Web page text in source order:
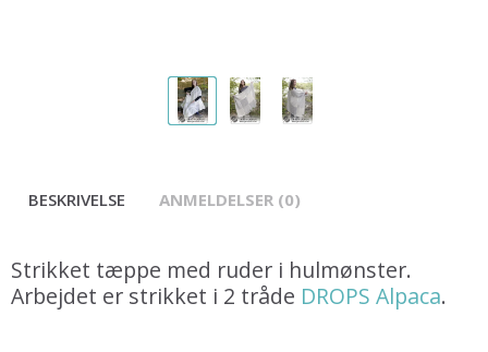
BESKRIVELSE ANMELDELSER (0)
Strikket tæppe med ruder i hulmønster.
Arbejdet er strikket i 2 tråde DROPS Alpaca.